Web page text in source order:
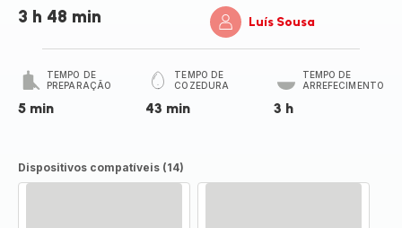
3 h 48 min Luís Sousa
TEMPO DE
PREPARAÇÃO
5 min
TEMPO DE
COZEDURA
43 min
TEMPO DE
ARREFECIMENTO
3 h
Dispositivos compatíveis (14)